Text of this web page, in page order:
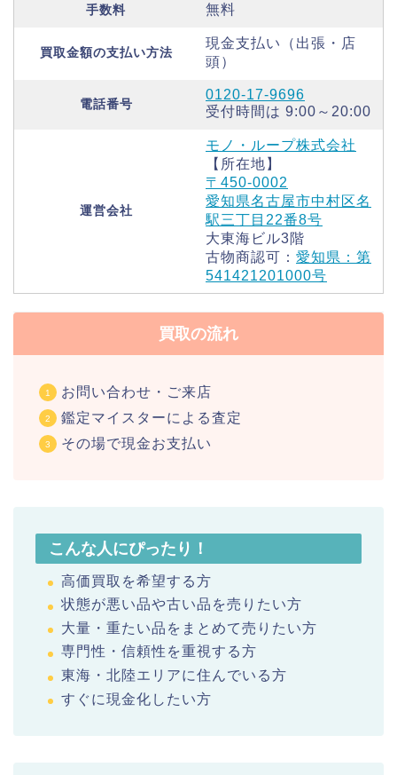
手数料 無料
買取金額の支払い方法
現金支払い（出張・店
頭）
電話番号
0120-17-9696
受付時間は 9:00～20:00
運営会社
モノ・ループ株式会社
【所在地】
〒450-0002
愛知県名古屋市中村区名
駅三丁目22番8号
大東海ビル3階
古物商認可： 愛知県：第
541421201000号
買取の流れ
お問い合わせ・ご来店
鑑定マイスターによる査定
その場で現金お支払い
こんな人にぴったり！
高価買取を希望する方
状態が悪い品や古い品を売りたい方
大量・重たい品をまとめて売りたい方
専門性・信頼性を重視する方
東海・北陸エリアに住んでいる方
すぐに現金化したい方